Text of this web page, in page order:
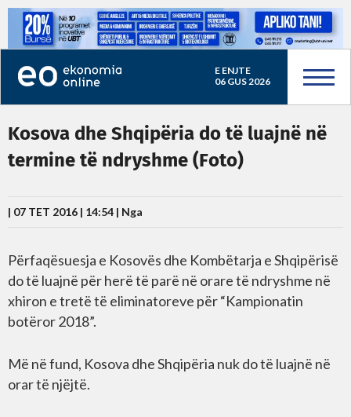
E ENJTE
06 GUS 2026
Kosova dhe Shqipëria do të luajnë në
termine të ndryshme (Foto)
| 07 TET 2016 | 14:54 | Nga
Përfaqësuesja e Kosovës dhe Kombëtarja e Shqipërisë
do të luajnë për herë të parë në orare të ndryshme në
xhiron e tretë të eliminatoreve për “Kampionatin
botëror 2018”.
Më në fund, Kosova dhe Shqipëria nuk do të luajnë në
orar të njëjtë.